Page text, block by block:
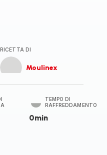
RICETTA DI
Moulinex
TEMPO DI
RAFFREDDAMENTO
0min